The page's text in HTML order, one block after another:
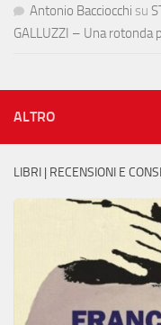
Antonio Bacciocchi su
GALLUZZI – Una rotonda
ALTRO
LIBRI | RECENSIONI E